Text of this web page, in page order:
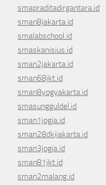
smapraditadirgantara.id
sman8jakarta.id
smalabschool.id
smaskanisius.id
sman2jakarta.id
sman68jkt.id
sman8yogyakarta.id
smasungguldel.id
sman1jogja.id
sman28dkijakarta.id
sman3jogja.id
sman81jkt.id
sman2malang.id